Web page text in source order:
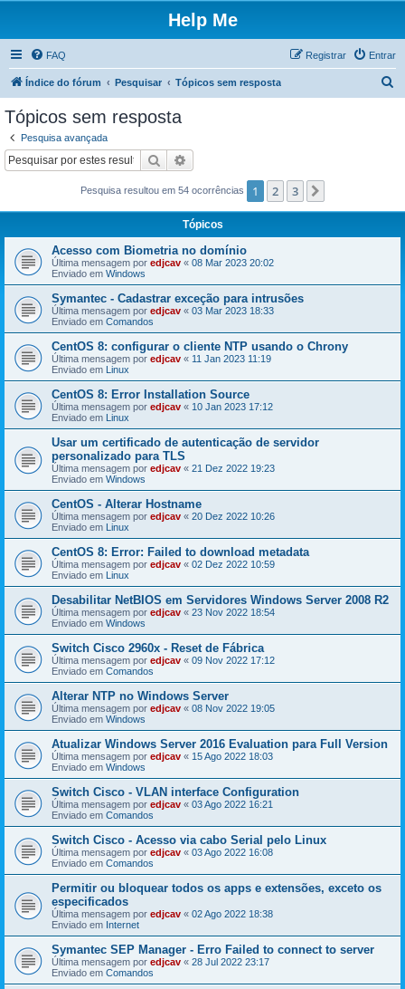
Help Me
FAQ Entrar
Registrar
Índice do fórum Pesquisar Tópicos sem resposta
s
Tópicos sem resposta
Pesquisa avançada
Pesquisar
Pesquisa resultou em 54 ocorrências 1 2 3
Tópicos
Acesso com Biometria no domínio
Última mensagem por edjcav « 08 Mar 2023 20:02
Enviado em Windows
Symantec - Cadastrar exceção para intrusões
Última mensagem por edjcav « 03 Mar 2023 18:33
Enviado em Comandos
CentOS 8: configurar o cliente NTP usando o Chrony
Última mensagem por edjcav « 11 Jan 2023 11:19
Enviado em Linux
CentOS 8: Error Installation Source
Última mensagem por edjcav « 10 Jan 2023 17:12
Enviado em Linux
Usar um certificado de autenticação de servidor
personalizado para TLS
Última mensagem por edjcav « 21 Dez 2022 19:23
Enviado em Windows
CentOS - Alterar Hostname
Última mensagem por edjcav « 20 Dez 2022 10:26
Enviado em Linux
CentOS 8: Error: Failed to download metadata
Última mensagem por edjcav « 02 Dez 2022 10:59
Enviado em Linux
Desabilitar NetBIOS em Servidores Windows Server 2008 R2
Última mensagem por edjcav « 23 Nov 2022 18:54
Enviado em Windows
Switch Cisco 2960x - Reset de Fábrica
Última mensagem por edjcav « 09 Nov 2022 17:12
Enviado em Comandos
Alterar NTP no Windows Server
Última mensagem por edjcav « 08 Nov 2022 19:05
Enviado em Windows
Atualizar Windows Server 2016 Evaluation para Full Version
Última mensagem por edjcav « 15 Ago 2022 18:03
Enviado em Windows
Switch Cisco - VLAN interface Configuration
Última mensagem por edjcav « 03 Ago 2022 16:21
Enviado em Comandos
Switch Cisco - Acesso via cabo Serial pelo Linux
Última mensagem por edjcav « 03 Ago 2022 16:08
Enviado em Comandos
Permitir ou bloquear todos os apps e extensões, exceto os
especificados
Última mensagem por edjcav « 02 Ago 2022 18:38
Enviado em Internet
Symantec SEP Manager - Erro Failed to connect to server
Última mensagem por edjcav « 28 Jul 2022 23:17
Enviado em Comandos